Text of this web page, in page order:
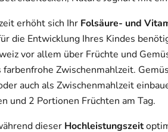
erhöht sich Ihr Folsäure- und
die Entwicklung Ihres Kindes
vor allem über Früchte und
Zwischenmahlzeit.
auch als Zwischenmahlzeit
und 2 Portionen Früchten am Tag.
dieser Hochleistungszeit